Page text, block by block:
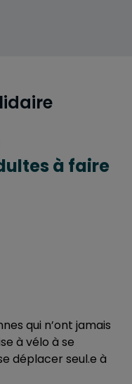
à faire
qui n’ont jamais
à vélo à se
déplacer seul.e à